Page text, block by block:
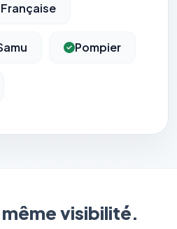
Pompier
visibilité.